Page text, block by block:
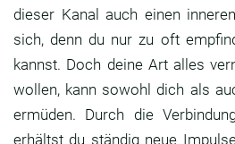
dieser Kanal auch einen
sich, denn du nur zu oft
kannst. Doch deine Art alles
wollen, kann sowohl dich als
ermüden. Durch die
erhältst du ständig neue